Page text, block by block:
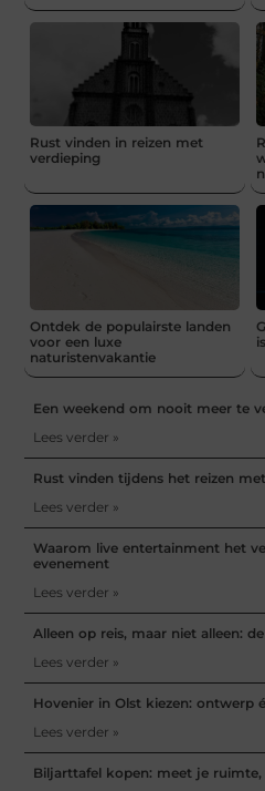
Rust vinden in reizen met
verdieping
Ontdek de populairste landen
voor een luxe
naturistenvakantie
Een weekend om nooit meer te
Lees verder »
Rust vinden tijdens het reizen
Lees verder »
Waarom live entertainment het
evenement
Lees verder »
Alleen op reis, maar niet alleen:
Lees verder »
Hovenier in Olst kiezen: ontwerp
Lees verder »
Biljarttafel kopen: meet je